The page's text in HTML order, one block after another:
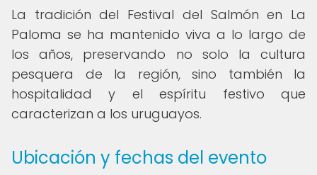
La tradición del Festival del Salmón en La
Paloma se ha mantenido viva a lo largo de
los años, preservando no solo la cultura
pesquera de la región, sino también la
hospitalidad y el espíritu festivo que
caracterizan a los uruguayos.
Ubicación y fechas del evento